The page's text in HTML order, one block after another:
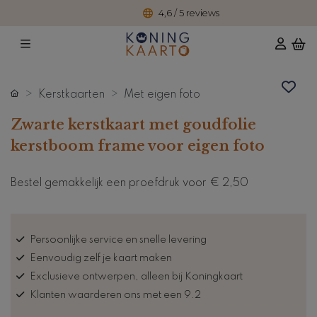
4,6 / 5 reviews
Kerstkaarten Met eigen foto
Zwarte kerstkaart met goudfolie
kerstboom frame voor eigen foto
Bestel gemakkelijk een proefdruk voor € 2,50
Persoonlijke service en snelle levering
Eenvoudig zelf je kaart maken
Exclusieve ontwerpen, alleen bij Koningkaart
Klanten waarderen ons met een 9.2